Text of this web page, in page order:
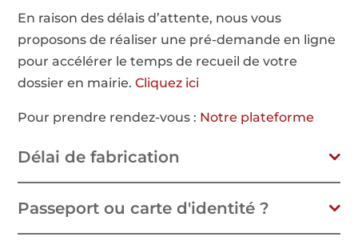
En raison des délais d’attente, nous vous
proposons de réaliser une pré-demande en ligne
pour accélérer le temps de recueil de votre
dossier en mairie.Cliquez ici
Pour prendre rendez-vous : Notre plateforme
Délai de fabrication
Passeport ou carte d'identité ?